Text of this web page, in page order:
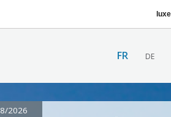
FR DE
2026